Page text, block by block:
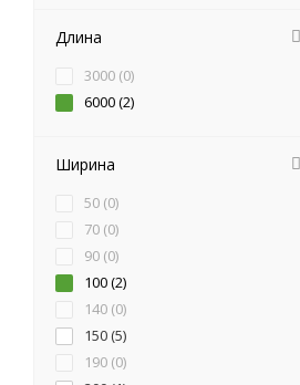
Длина
3000 (0)
6000 (2)
Ширина
50 (0)
70 (0)
90 (0)
100 (2)
140 (0)
150 (5)
190 (0)